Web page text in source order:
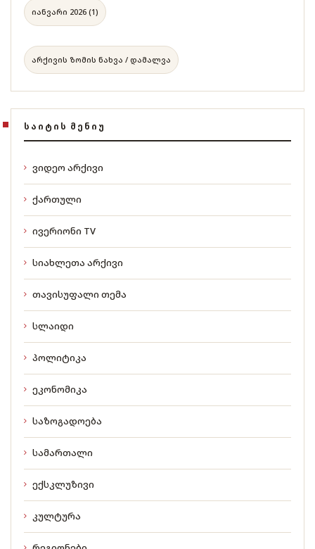
იანვარი 2026 (1)
არქივის ზომის ნახვა / დამალვა
ᲡᲐᲘᲢᲘᲡ ᲛᲔᲜᲘᲣ
ვიდეო არქივი
ქართული
ივერიონი TV
სიახლეთა არქივი
თავისუფალი თემა
სლაიდი
პოლიტიკა
ეკონომიკა
საზოგადოება
სამართალი
ექსკლუზივი
კულტურა